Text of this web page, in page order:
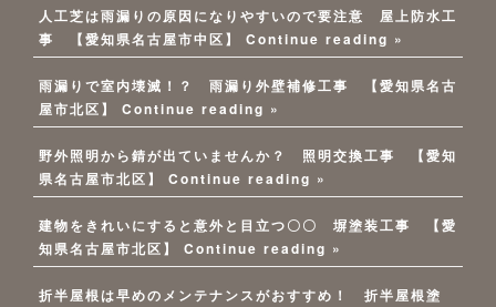
人工芝は雨漏りの原因になりやすいので要注意 屋上防水工
事 【愛知県名古屋市中区】
Continue reading »
雨漏りで室内壊滅！？ 雨漏り外壁補修工事 【愛知県名古
屋市北区】
Continue reading »
野外照明から錆が出ていませんか？ 照明交換工事 【愛知
県名古屋市北区】
Continue reading »
建物をきれいにすると意外と目立つ〇〇 塀塗装工事 【愛
知県名古屋市北区】
Continue reading »
折半屋根は早めのメンテナンスがおすすめ！ 折半屋根塗